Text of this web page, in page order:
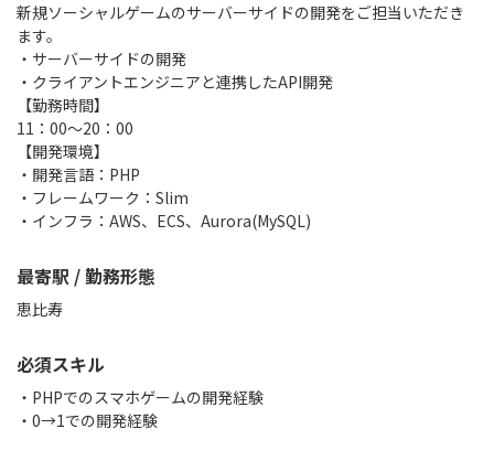
新規ソーシャルゲームのサーバーサイドの開発をご担当いただき
ます。
・サーバーサイドの開発
・クライアントエンジニアと連携したAPI開発
【勤務時間】
11：00〜20：00
【開発環境】
・開発言語：PHP
・フレームワーク：Slim
・インフラ：AWS、ECS、Aurora(MySQL)
最寄駅 / 勤務形態
恵比寿
必須スキル
・PHPでのスマホゲームの開発経験
・0→1での開発経験